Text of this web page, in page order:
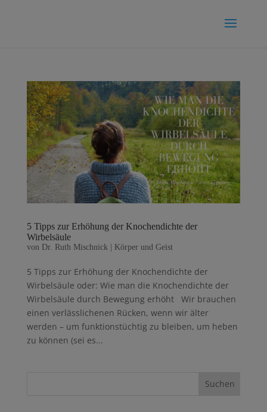
5 Tipps zur Erhöhung der Knochendichte der
Wirbelsäule
von Dr. Ruth Mischnick | Körper und Geist
5 Tipps zur Erhöhung der Knochendichte der
Wirbelsäule oder: Wie man die Knochendichte der
Wirbelsäule durch Bewegung erhöht Wir brauchen
einen verlässlichenen Rücken, wenn wir älter
werden – um funktionstüchtig zu bleiben, um heben
zu können (sei es...